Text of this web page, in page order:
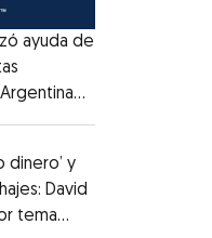
ayuda de
dinero’ y
David
tema